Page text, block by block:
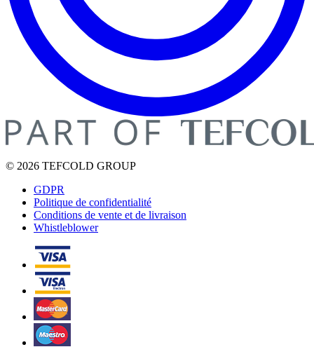
© 2026 TEFCOLD GROUP
GDPR
Politique de confidentialité
Conditions de vente et de livraison
Whistleblower